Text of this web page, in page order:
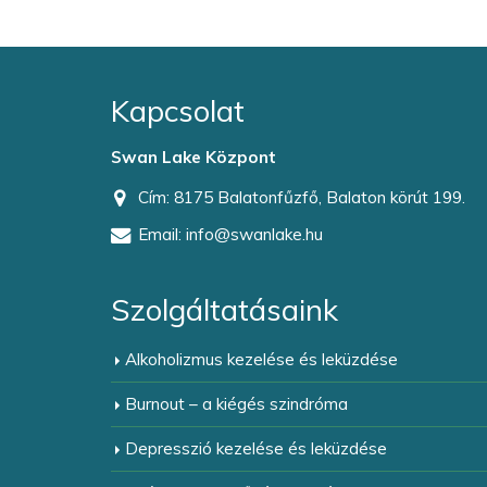
Kapcsolat
Swan Lake Központ
Cím: 8175 Balatonfűzfő, Balaton körút 199.
Email: info@swanlake.hu
Szolgáltatásaink
Alkoholizmus kezelése és leküzdése
Burnout – a kiégés szindróma
Depresszió kezelése és leküzdése
Hatékony stresszkezelés és
2023-05-11
2023-03-16
Szokásaink fogságában?
2023-02-27
Podcast: Függőségek kezelése a Swan
Lake Központban